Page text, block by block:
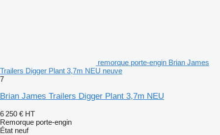
remorque porte-engin Brian James
Trailers Digger Plant 3,7m NEU neuve
7
Brian James Trailers Digger Plant 3,7m NEU
6 250 € HT
Remorque porte-engin
État neuf